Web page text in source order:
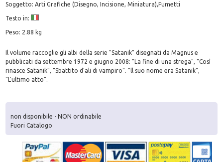
Soggetto: Arti Grafiche (Disegno, Incisione, Miniatura),Fumetti
Testo in:
Peso: 2.88 kg
Il volume raccoglie gli albi della serie "Satanik" disegnati da Magnus e
pubblicati da settembre 1972 e giugno 2008: "La fine di una strega", "Così
rinasce Satanik", "Sbattito d'ali di vampiro". "ll suo nome era Satanik",
"L'ultimo atto".
non disponibile - NON ordinabile
Fuori Catalogo